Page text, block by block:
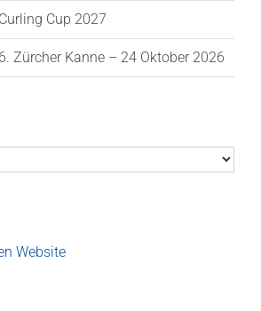
Cup 2027
Zürcher Kanne – 24 Oktober 2026
Website